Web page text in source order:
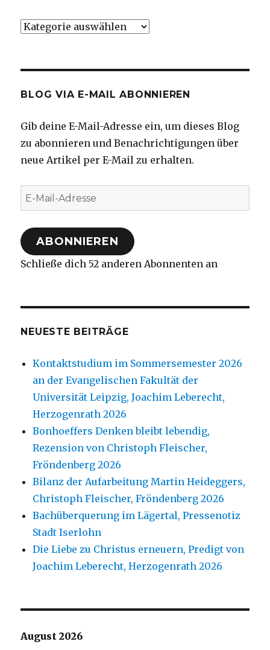
Kategorien
BLOG VIA E-MAIL ABONNIEREN
Gib deine E-Mail-Adresse ein, um dieses Blog
zu abonnieren und Benachrichtigungen über
neue Artikel per E-Mail zu erhalten.
E-
Mail-
Adresse
ABONNIEREN
Schließe dich 52 anderen Abonnenten an
NEUESTE BEITRÄGE
Kontaktstudium im Sommersemester 2026
an der Evangelischen Fakultät der
Universität Leipzig, Joachim Leberecht,
Herzogenrath 2026
Bonhoeffers Denken bleibt lebendig,
Rezension von Christoph Fleischer,
Fröndenberg 2026
Bilanz der Aufarbeitung Martin Heideggers,
Christoph Fleischer, Fröndenberg 2026
Bachüberquerung im Lägertal, Pressenotiz
Stadt Iserlohn
Die Liebe zu Christus erneuern, Predigt von
Joachim Leberecht, Herzogenrath 2026
August 2026